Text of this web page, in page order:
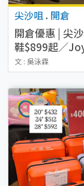
尖沙咀 . 開倉
開倉優惠 | 尖
鞋$899起／
文 : 吳泳霖